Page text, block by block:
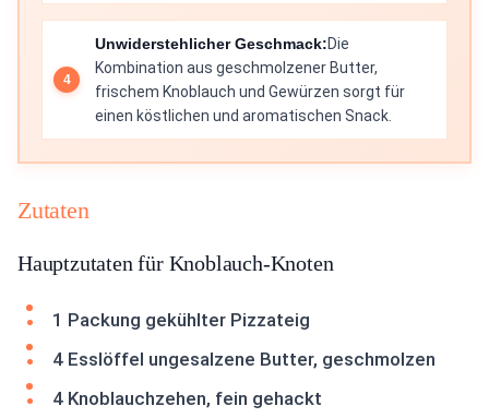
Unwiderstehlicher Geschmack:Die
Kombination aus geschmolzener Butter,
frischem Knoblauch und Gewürzen sorgt für
einen köstlichen und aromatischen Snack.
Zutaten
Hauptzutaten für Knoblauch-Knoten
1 Packung gekühlter Pizzateig
4 Esslöffel ungesalzene Butter, geschmolzen
4 Knoblauchzehen, fein gehackt